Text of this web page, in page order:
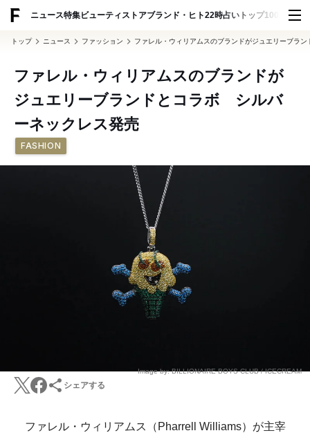
ニュース特集ビューティ ストアブランド・ヒト22時占い トップ100 スナッ
トップ ニュース ファッション ファレル・ウィリアムスのブランドがジュエリーブラ
ファレル・ウィリアムスのブランドが
ジュエリーブランドとコラボ シルバ
ーネックレス発売
FASHION
Image by: BILLIONAIRE BOYS CLUB / ICECREAM
シェアする
ファレル・ウィリアムス（Pharrell Williams）が主宰